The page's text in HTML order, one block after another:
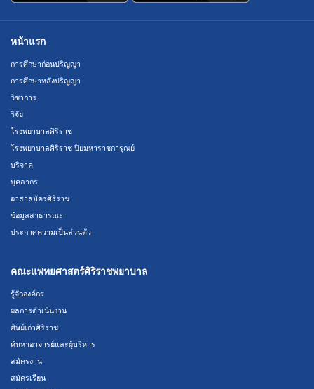
หน้าแรก
การศึกษาก่อนปริญญา
การศึกษาหลังปริญญา
วิชาการ
วิจัย
โรงพยาบาลศิริราช
โรงพยาบาลศิริราช ปิยมหาราชการุณย์
บริจาค
บุคลากร
อาสาสมัครศิริราช
ข้อมูลสาธารณะ
ประกาศความเป็นส่วนตัว
คณะแพทยศาสตร์ศิริราชพยาบาล
รู้จักองค์กร
ผลการดำเนินงาน
ศิษย์เก่าศิริราช
ค้นหาอาจารย์และผู้บริหาร
สมัครงาน
สมัครเรียน